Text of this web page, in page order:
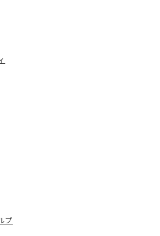
プ